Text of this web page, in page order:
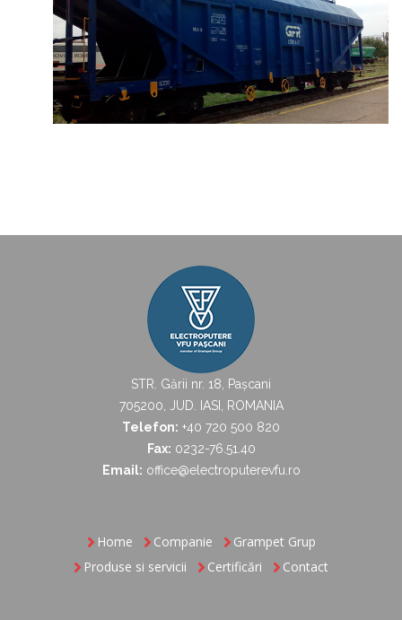
STR. Gării nr. 18, Pașcani
705200, JUD. IASI, ROMANIA
Telefon: +40 720 500 820
Fax: 0232-76.51.40
Email: office@electroputerevfu.ro
Home Companie
Grampet Grup
Produse si servicii
Certificări Contact